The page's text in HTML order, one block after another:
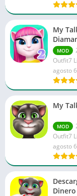
My
MOD
Outfit7
agosto
My
MOD
Outfit7
agosto